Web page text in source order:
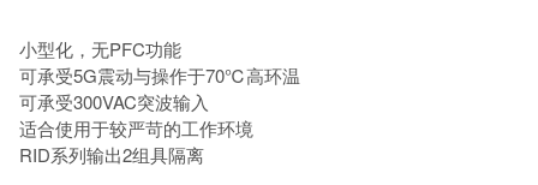
小型化，无PFC功能
可承受5G震动与操作于70℃高环温
可承受300VAC突波输入
适合使用于较严苛的工作环境
RID系列输出2组具隔离